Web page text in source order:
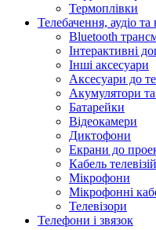
Термоплівки
Телебачення, аудіо та
Bluetooth
Інтерактивні
Інші аксесуари
Аксесуари до
Акумулятори та
Батарейки
Відеокамери
Диктофони
Екрани до
Кабель
Мікрофони
Мікрофонні
Телевізори
Телефони і звязок